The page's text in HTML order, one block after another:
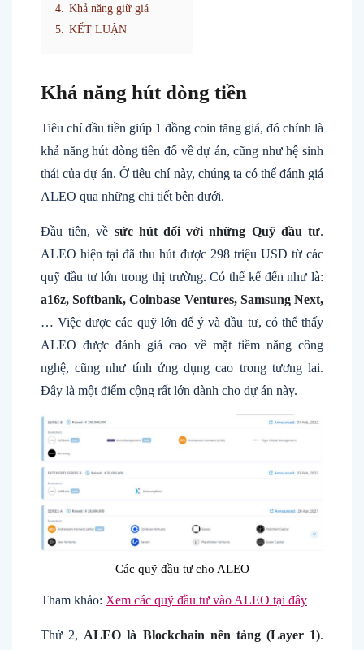
4.
Khả năng giữ giá
5.
KẾT LUẬN
Khả năng hút dòng tiền
Tiêu chí đầu tiền giúp 1 đồng coin tăng giá, đó chính là
khả năng hút dòng tiền đổ về dự án, cũng như hệ sinh
thái của dự án. Ở tiêu chí này, chúng ta có thể đánh giá
ALEO qua những chi tiết bên dưới.
Đầu tiên, về sức hút đối với những Quỹ đầu tư.
ALEO hiện tại đã thu hút được 298 triệu USD từ các
quỹ đầu tư lớn trong thị trường. Có thể kể đến như là:
a16z, Softbank, Coinbase Ventures, Samsung Next,
… Việc được các quỹ lớn để ý và đầu tư, có thể thấy
ALEO được đánh giá cao về mặt tiềm năng công
nghệ, cũng như tính ứng dụng cao trong tương lai.
Đây là một điểm cộng rất lớn dành cho dự án này.
Các quỹ đầu tư cho ALEO
Tham khảo: Xem các quỹ đầu tư vào ALEO tại đây
Thứ 2, ALEO là Blockchain nền tảng (Layer 1).